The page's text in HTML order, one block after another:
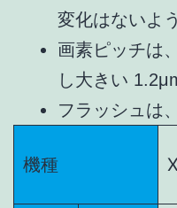
変化はないよ
画素ピッチは
し大きい
フラッシュは
機種